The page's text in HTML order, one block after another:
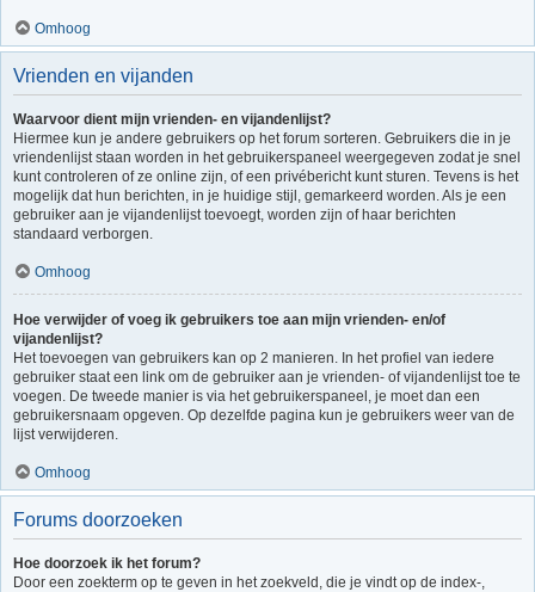
Omhoog
Vrienden en vijanden
Waarvoor dient mijn vrienden- en vijandenlijst?
Hiermee kun je andere gebruikers op het forum sorteren. Gebruikers die in je
vriendenlijst staan worden in het gebruikerspaneel weergegeven zodat je snel
kunt controleren of ze online zijn, of een privébericht kunt sturen. Tevens is het
mogelijk dat hun berichten, in je huidige stijl, gemarkeerd worden. Als je een
gebruiker aan je vijandenlijst toevoegt, worden zijn of haar berichten
standaard verborgen.
Omhoog
Hoe verwijder of voeg ik gebruikers toe aan mijn vrienden- en/of
vijandenlijst?
Het toevoegen van gebruikers kan op 2 manieren. In het profiel van iedere
gebruiker staat een link om de gebruiker aan je vrienden- of vijandenlijst toe te
voegen. De tweede manier is via het gebruikerspaneel, je moet dan een
gebruikersnaam opgeven. Op dezelfde pagina kun je gebruikers weer van de
lijst verwijderen.
Omhoog
Forums doorzoeken
Hoe doorzoek ik het forum?
Door een zoekterm op te geven in het zoekveld, die je vindt op de index-,